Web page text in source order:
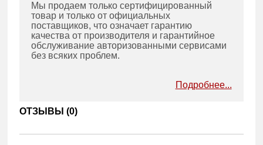
Мы продаем только сертифицированный
товар и только от официальных
поставщиков, что означает гарантию
качества от производителя и гарантийное
обслуживание авторизованными сервисами
без всяких проблем.
Подробнее...
ОТЗЫВЫ (0)